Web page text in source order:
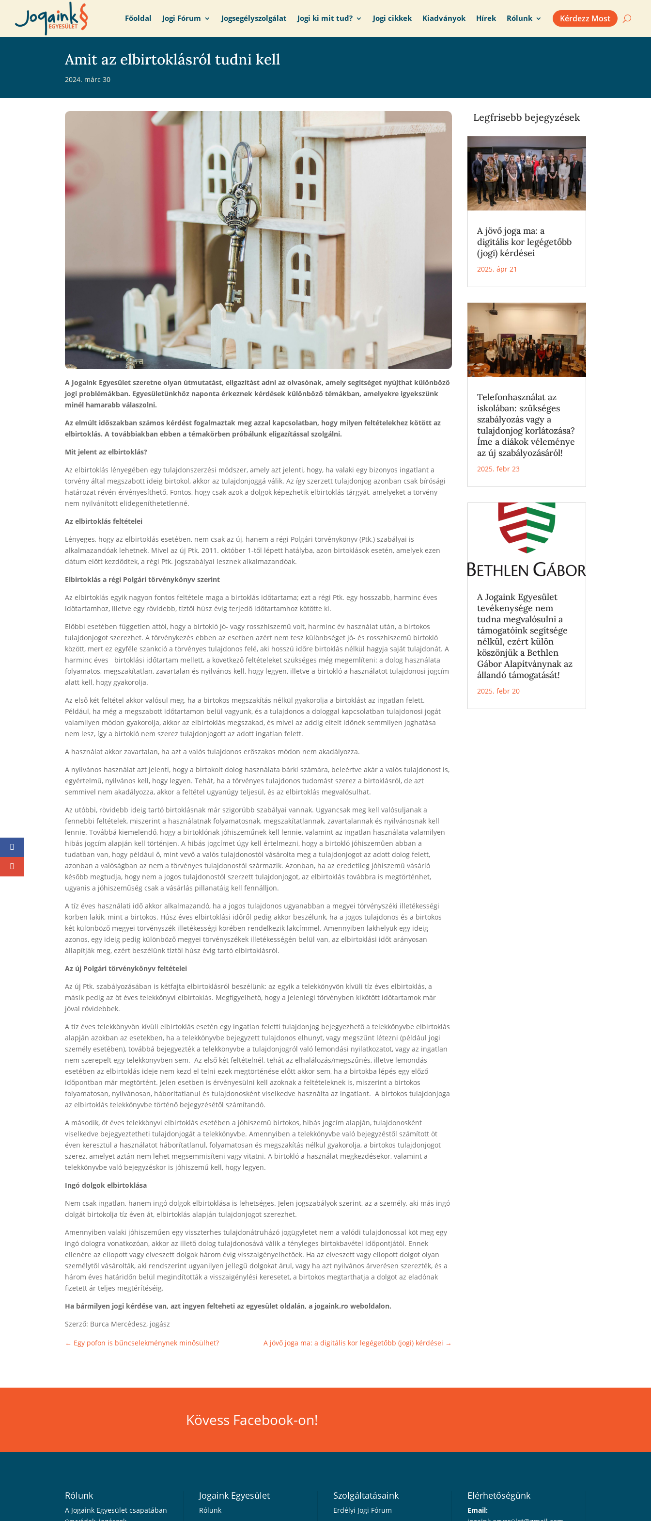
Főoldal Jogi Fórum Jogsegélyszolgálat Jogi ki mit tud? Jogi cikkek Kiadványok Hírek Rólunk Kérdezz Most
Amit az elbirtoklásról tudni kell
2024. márc 30
A Jogaink Egyesület szeretne olyan útmutatást, eligazítást adni az olvasónak, amely segítséget nyújthat különböző
jogi problémákban. Egyesületünkhöz naponta érkeznek kérdések különböző témákban, amelyekre igyekszünk
minél hamarabb válaszolni.
Az elmúlt időszakban számos kérdést fogalmaztak meg azzal kapcsolatban, hogy milyen feltételekhez kötött az
elbirtoklás. A továbbiakban ebben a témakörben próbálunk eligazítással szolgálni.
Mit jelent az elbirtoklás?
Az elbirtoklás lényegében egy tulajdonszerzési módszer, amely azt jelenti, hogy, ha valaki egy bizonyos ingatlant a
törvény által megszabott ideig birtokol, akkor az tulajdonjoggá válik. Az így szerzett tulajdonjog azonban csak bírósági
határozat révén érvényesíthető. Fontos, hogy csak azok a dolgok képezhetik elbirtoklás tárgyát, amelyeket a törvény
nem nyilvánított elidegeníthetetlenné.
Az elbirtoklás feltételei
Lényeges, hogy az elbirtoklás esetében, nem csak az új, hanem a régi Polgári törvénykönyv (Ptk.) szabályai is
alkalmazandóak lehetnek. Mivel az új Ptk. 2011. október 1-től lépett hatályba, azon birtoklások esetén, amelyek ezen
dátum előtt kezdődtek, a régi Ptk. jogszabályai lesznek alkalmazandóak.
Elbirtoklás a régi Polgári törvénykönyv szerint
Az elbirtoklás egyik nagyon fontos feltétele maga a birtoklás időtartama; ezt a régi Ptk. egy hosszabb, harminc éves
időtartamhoz, illetve egy rövidebb, tíztől húsz évig terjedő időtartamhoz kötötte ki.
Előbbi esetében független attól, hogy a birtokló jó- vagy rosszhiszemű volt, harminc év használat után, a birtokos
tulajdonjogot szerezhet. A törvénykezés ebben az esetben azért nem tesz különbséget jó- és rosszhiszemű birtokló
között, mert ez egyféle szankció a törvényes tulajdonos felé, aki hosszú időre birtoklás nélkül hagyja saját tulajdonát. A
harminc éves birtoklási időtartam mellett, a következő feltételeket szükséges még megemlíteni: a dolog használata
folyamatos, megszakítatlan, zavartalan és nyilvános kell, hogy legyen, illetve a birtokló a használatot tulajdonosi jogcím
alatt kell, hogy gyakorolja.
Az első két feltétel akkor valósul meg, ha a birtokos megszakítás nélkül gyakorolja a birtoklást az ingatlan felett.
Például, ha még a megszabott időtartamon belül vagyunk, és a tulajdonos a dologgal kapcsolatban tulajdonosi jogát
valamilyen módon gyakorolja, akkor az elbirtoklás megszakad, és mivel az addig eltelt időnek semmilyen joghatása
nem lesz, így a birtokló nem szerez tulajdonjogott az adott ingatlan felett.
A használat akkor zavartalan, ha azt a valós tulajdonos erőszakos módon nem akadályozza.
A nyilvános használat azt jelenti, hogy a birtokolt dolog használata bárki számára, beleértve akár a valós tulajdonost is,
egyértelmű, nyilvános kell, hogy legyen. Tehát, ha a törvényes tulajdonos tudomást szerez a birtoklásról, de azt
semmivel nem akadályozza, akkor a feltétel ugyanúgy teljesül, és az elbirtoklás megvalósulhat.
Az utóbbi, rövidebb ideig tartó birtoklásnak már szigorúbb szabályai vannak. Ugyancsak meg kell valósuljanak a
fennebbi feltételek, miszerint a használatnak folyamatosnak, megszakítatlannak, zavartalannak és nyilvánosnak kell
lennie. Továbbá kiemelendő, hogy a birtoklónak jóhiszeműnek kell lennie, valamint az ingatlan használata valamilyen
hibás jogcím alapján kell történjen. A hibás jogcímet úgy kell értelmezni, hogy a birtokló jóhiszeműen abban a
tudatban van, hogy például ő, mint vevő a valós tulajdonostól vásárolta meg a tulajdonjogot az adott dolog felett,
azonban a valóságban az nem a törvényes tulajdonostól származik. Azonban, ha az eredetileg jóhiszemű vásárló
később megtudja, hogy nem a jogos tulajdonostól szerzett tulajdonjogot, az elbirtoklás továbbra is megtörténhet,
ugyanis a jóhiszeműség csak a vásárlás pillanatáig kell fennálljon.
A tíz éves használati idő akkor alkalmazandó, ha a jogos tulajdonos ugyanabban a megyei törvényszéki illetékességi
körben lakik, mint a birtokos. Húsz éves elbirtoklási időről pedig akkor beszélünk, ha a jogos tulajdonos és a birtokos
két különböző megyei törvényszék illetékességi körében rendelkezik lakcímmel. Amennyiben lakhelyük egy ideig
azonos, egy ideig pedig különböző megyei törvényszékek illetékességén belül van, az elbirtoklási időt arányosan
állapítják meg, ezért beszélünk tíztől húsz évig tartó elbirtoklásról.
Az új Polgári törvénykönyv feltételei
Az új Ptk. szabályozásában is kétfajta elbirtoklásról beszélünk: az egyik a telekkönyvön kívüli tíz éves elbirtoklás, a
másik pedig az öt éves telekkönyvi elbirtoklás. Megfigyelhető, hogy a jelenlegi törvényben kikötött időtartamok már
jóval rövidebbek.
A tíz éves telekkönyvön kívüli elbirtoklás esetén egy ingatlan feletti tulajdonjog bejegyezhető a telekkönyvbe elbirtoklás
alapján azokban az esetekben, ha a telekkönyvbe bejegyzett tulajdonos elhunyt, vagy megszűnt létezni (például jogi
személy esetében), továbbá bejegyezték a telekkönyvbe a tulajdonjogról való lemondási nyilatkozatot, vagy az ingatlan
nem szerepelt egy telekkönyvben sem. Az első két feltételnél, tehát az elhalálozás/megszűnés, illetve lemondás
esetében az elbirtoklás ideje nem kezd el telni ezek megtörténése előtt akkor sem, ha a birtokba lépés egy előző
időpontban már megtörtént. Jelen esetben is érvényesülni kell azoknak a feltételeknek is, miszerint a birtokos
folyamatosan, nyilvánosan, háborítatlanul és tulajdonosként viselkedve használta az ingatlant. A birtokos tulajdonjoga
az elbirtoklás telekkönyvbe történő bejegyzésétől számítandó.
A második, öt éves telekkönyvi elbirtoklás esetében a jóhiszemű birtokos, hibás jogcím alapján, tulajdonosként
viselkedve bejegyeztetheti tulajdonjogát a telekkönyvbe. Amennyiben a telekkönyvbe való bejegyzéstől számított öt
éven keresztül a használatot háborítatlanul, folyamatosan és megszakítás nélkül gyakorolja, a birtokos tulajdonjogot
szerez, amelyet aztán nem lehet megsemmisíteni vagy vitatni. A birtokló a használat megkezdésekor, valamint a
telekkönyvbe való bejegyzéskor is jóhiszemű kell, hogy legyen.
Ingó dolgok elbirtoklása
Nem csak ingatlan, hanem ingó dolgok elbirtoklása is lehetséges. Jelen jogszabályok szerint, az a személy, aki más ingó
dolgát birtokolja tíz éven át, elbirtoklás alapján tulajdonjogot szerezhet.
Amennyiben valaki jóhiszeműen egy visszterhes tulajdonátruházó jogügyletet nem a valódi tulajdonossal köt meg egy
ingó dologra vonatkozóan, akkor az illető dolog tulajdonosává válik a tényleges birtokbavétel időpontjától. Ennek
ellenére az ellopott vagy elveszett dolgok három évig visszaigényelhetőek. Ha az elveszett vagy ellopott dolgot olyan
személytől vásárolták, aki rendszerint ugyanilyen jellegű dolgokat árul, vagy ha azt nyilvános árverésen szerezték, és a
három éves határidőn belül megindították a visszaigénylési keresetet, a birtokos megtarthatja a dolgot az eladónak
fizetett ár teljes megtérítéséig.
Ha bármilyen jogi kérdése van, azt ingyen felteheti az egyesület oldalán, a jogaink.ro weboldalon.
Szerző: Burca Mercédesz, jogász
← Egy pofon is bűncselekménynek minősülhet? A jövő joga ma: a digitális kor legégetőbb (jogi) kérdései →
Legfrisebb bejegyzések
A jövő joga ma: a
digitális kor legégetőbb
(jogi) kérdései
2025. ápr 21
Telefonhasználat az
iskolában: szükséges
szabályozás vagy a
tulajdonjog korlátozása?
Íme a diákok véleménye
az új szabályozásáról!
2025. febr 23
A Jogaink Egyesület
tevékenysége nem
tudna megvalósulni a
támogatóink segítsége
nélkül, ezért külön
köszönjük a Bethlen
Gábor Alapítványnak az
állandó támogatását!
2025. febr 20
Kövess Facebook-on!
Rólunk
A Jogaink Egyesület csapatában
Jogaink Egyesület
Rólunk
Szolgáltatásaink
Erdélyi Jogi Fórum
Elérhetőségünk
Email: